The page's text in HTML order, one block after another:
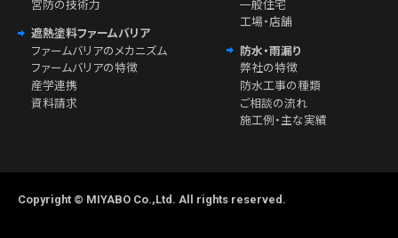
宮防の技術力
遮熱塗料ファームバリア
ファームバリアのメカニズム
ファームバリアの特徴
産学連携
資料請求
一般住宅
工場・店舗
防水・雨漏り
弊社の特徴
防水工事の種類
ご相談の流れ
施工例・主な実績
Copyright © MIYABO Co.,Ltd. All rights reserved.